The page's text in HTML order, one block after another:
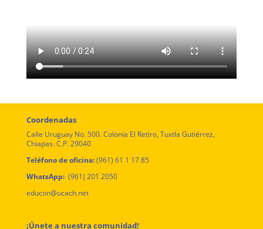
Coordenadas
Calle Uruguay No. 500. Colonia El Retiro, Tuxtla Gutiérrez,
Chiapas. C.P. 29040
Teléfono de oficina:(961) 61 1 17 85
WhatsApp:(961) 201 2050
educon@ucach.net
¡Únete a nuestra comunidad!